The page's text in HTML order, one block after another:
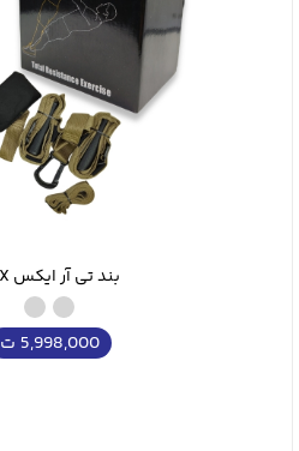
بند تی آر ایکس TRX
5,998,000 ت